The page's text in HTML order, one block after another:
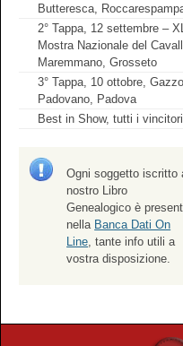
Butteresca,
2° Tappa, 12 settembre –
Mostra Nazionale del
Maremmano, Grosseto
3° Tappa, 10 ottobre, Gazzo
Padovano, Padova
Best in Show, tutti i vincitori
Ogni soggetto iscritto
nostro Libro
Genealogico è
nella Banca Dati On
Line, tante info utili a
vostra disposizione.